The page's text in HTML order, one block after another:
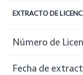
EXTRACTO DE
Número de
Fecha de